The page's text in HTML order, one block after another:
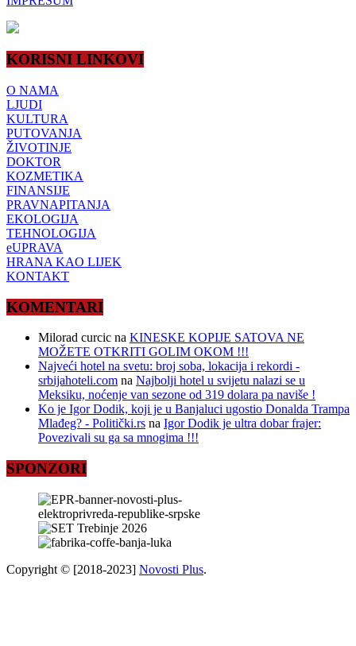
KORISNI LINKOVI
O NAMA
LJUDI
KULTURA
PUTOVANJA
ŽIVOTINJE
DOKTOR
KOZMETIKA
FINANSIJE
PRAVNAPITANJA
EKOLOGIJA
TEHNOLOGIJA
eUPRAVA
HRANA KAO LIJEK
KONTAKT
KOMENTARI
Milorad curcic na KINESKE KOPIJE SATOVA NE
MOŽETE OTKRITI GOLIM OKOM !!!
Najveći hotel na svetu: broj soba, lokacija i rekordi -
srbijahoteli.com na Najbolji hotel u svijetu nalazi se u
Meksiku, noćenje van sezone od 319 dolara pa naviše !
Ko je Igor Dodik, koji je u Banjaluci ugostio Donalda Trampa
Mlađeg? - Politički.rs na Igor Dodik je ultra dobar frajer:
Povezivali su ga sa mnogima !!!
SPONZORI
Copyright © [2018-2023] Novosti Plus.